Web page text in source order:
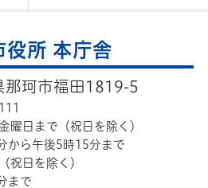
役所 本庁舎
那珂市福田1819-5
曜日まで（祝日を除く）
から午後5時15分まで
祝日を除く）
まで